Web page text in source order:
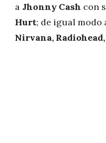
a Jhonny Cash con
Hurt; de igual modo
Nirvana, Radiohead,